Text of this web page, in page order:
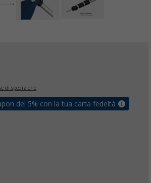
di spedizione
del 5% con la tua carta fedeltà